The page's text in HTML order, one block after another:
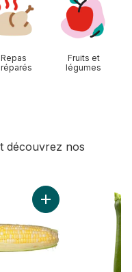
Repas
Fruits et
légumes
découvrez nos
rouges au panierAjouter Maïs deux